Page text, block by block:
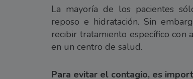
La mayoría de los pacientes
reposo e hidratación. Sin
recibir tratamiento específico con
en un centro de salud.
Para evitar el contagio, es